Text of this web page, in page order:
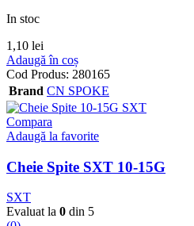
In stoc
1,10 lei
Adaugă în coș
Cod Produs: 280165
Brand CN SPOKE
Compara
Adaugă la favorite
Cheie Spite SXT 10-15G
SXT
Evaluat la 0 din 5